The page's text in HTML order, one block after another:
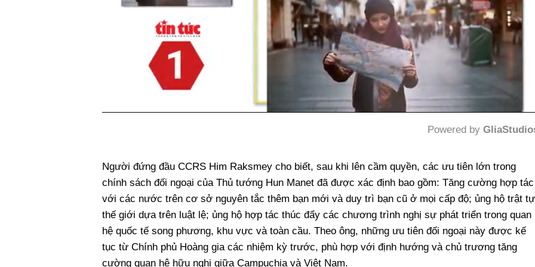
Powered by
Người đứng đầu CCRS Him Raksmey cho biết, sau khi lên cầm quyền, các ưu tiên lớn trong
chính sách đối ngoại của Thủ tướng Hun Manet đã được xác định bao gồm: Tăng cường hợp tác
với các nước trên cơ sở nguyên tắc thêm bạn mới và duy trì bạn cũ ở mọi cấp độ; ủng hộ trật tự
thế giới dựa trên luật lệ; ủng hộ hợp tác thúc đẩy các chương trình nghị sự phát triển trong quan
hệ quốc tế song phương, khu vực và toàn cầu. Theo ông, những ưu tiên đối ngoại này được kế
tục từ Chính phủ Hoàng gia các nhiệm kỳ trước, phù hợp với định hướng và chủ trương tăng
cường quan hệ hữu nghị giữa Campuchia và Việt Nam.